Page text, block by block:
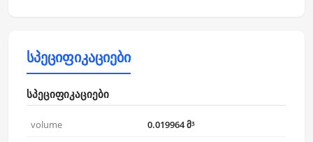
სპეციფიკაციები
სპეციფიკაციები
volume
0.019964 მ³